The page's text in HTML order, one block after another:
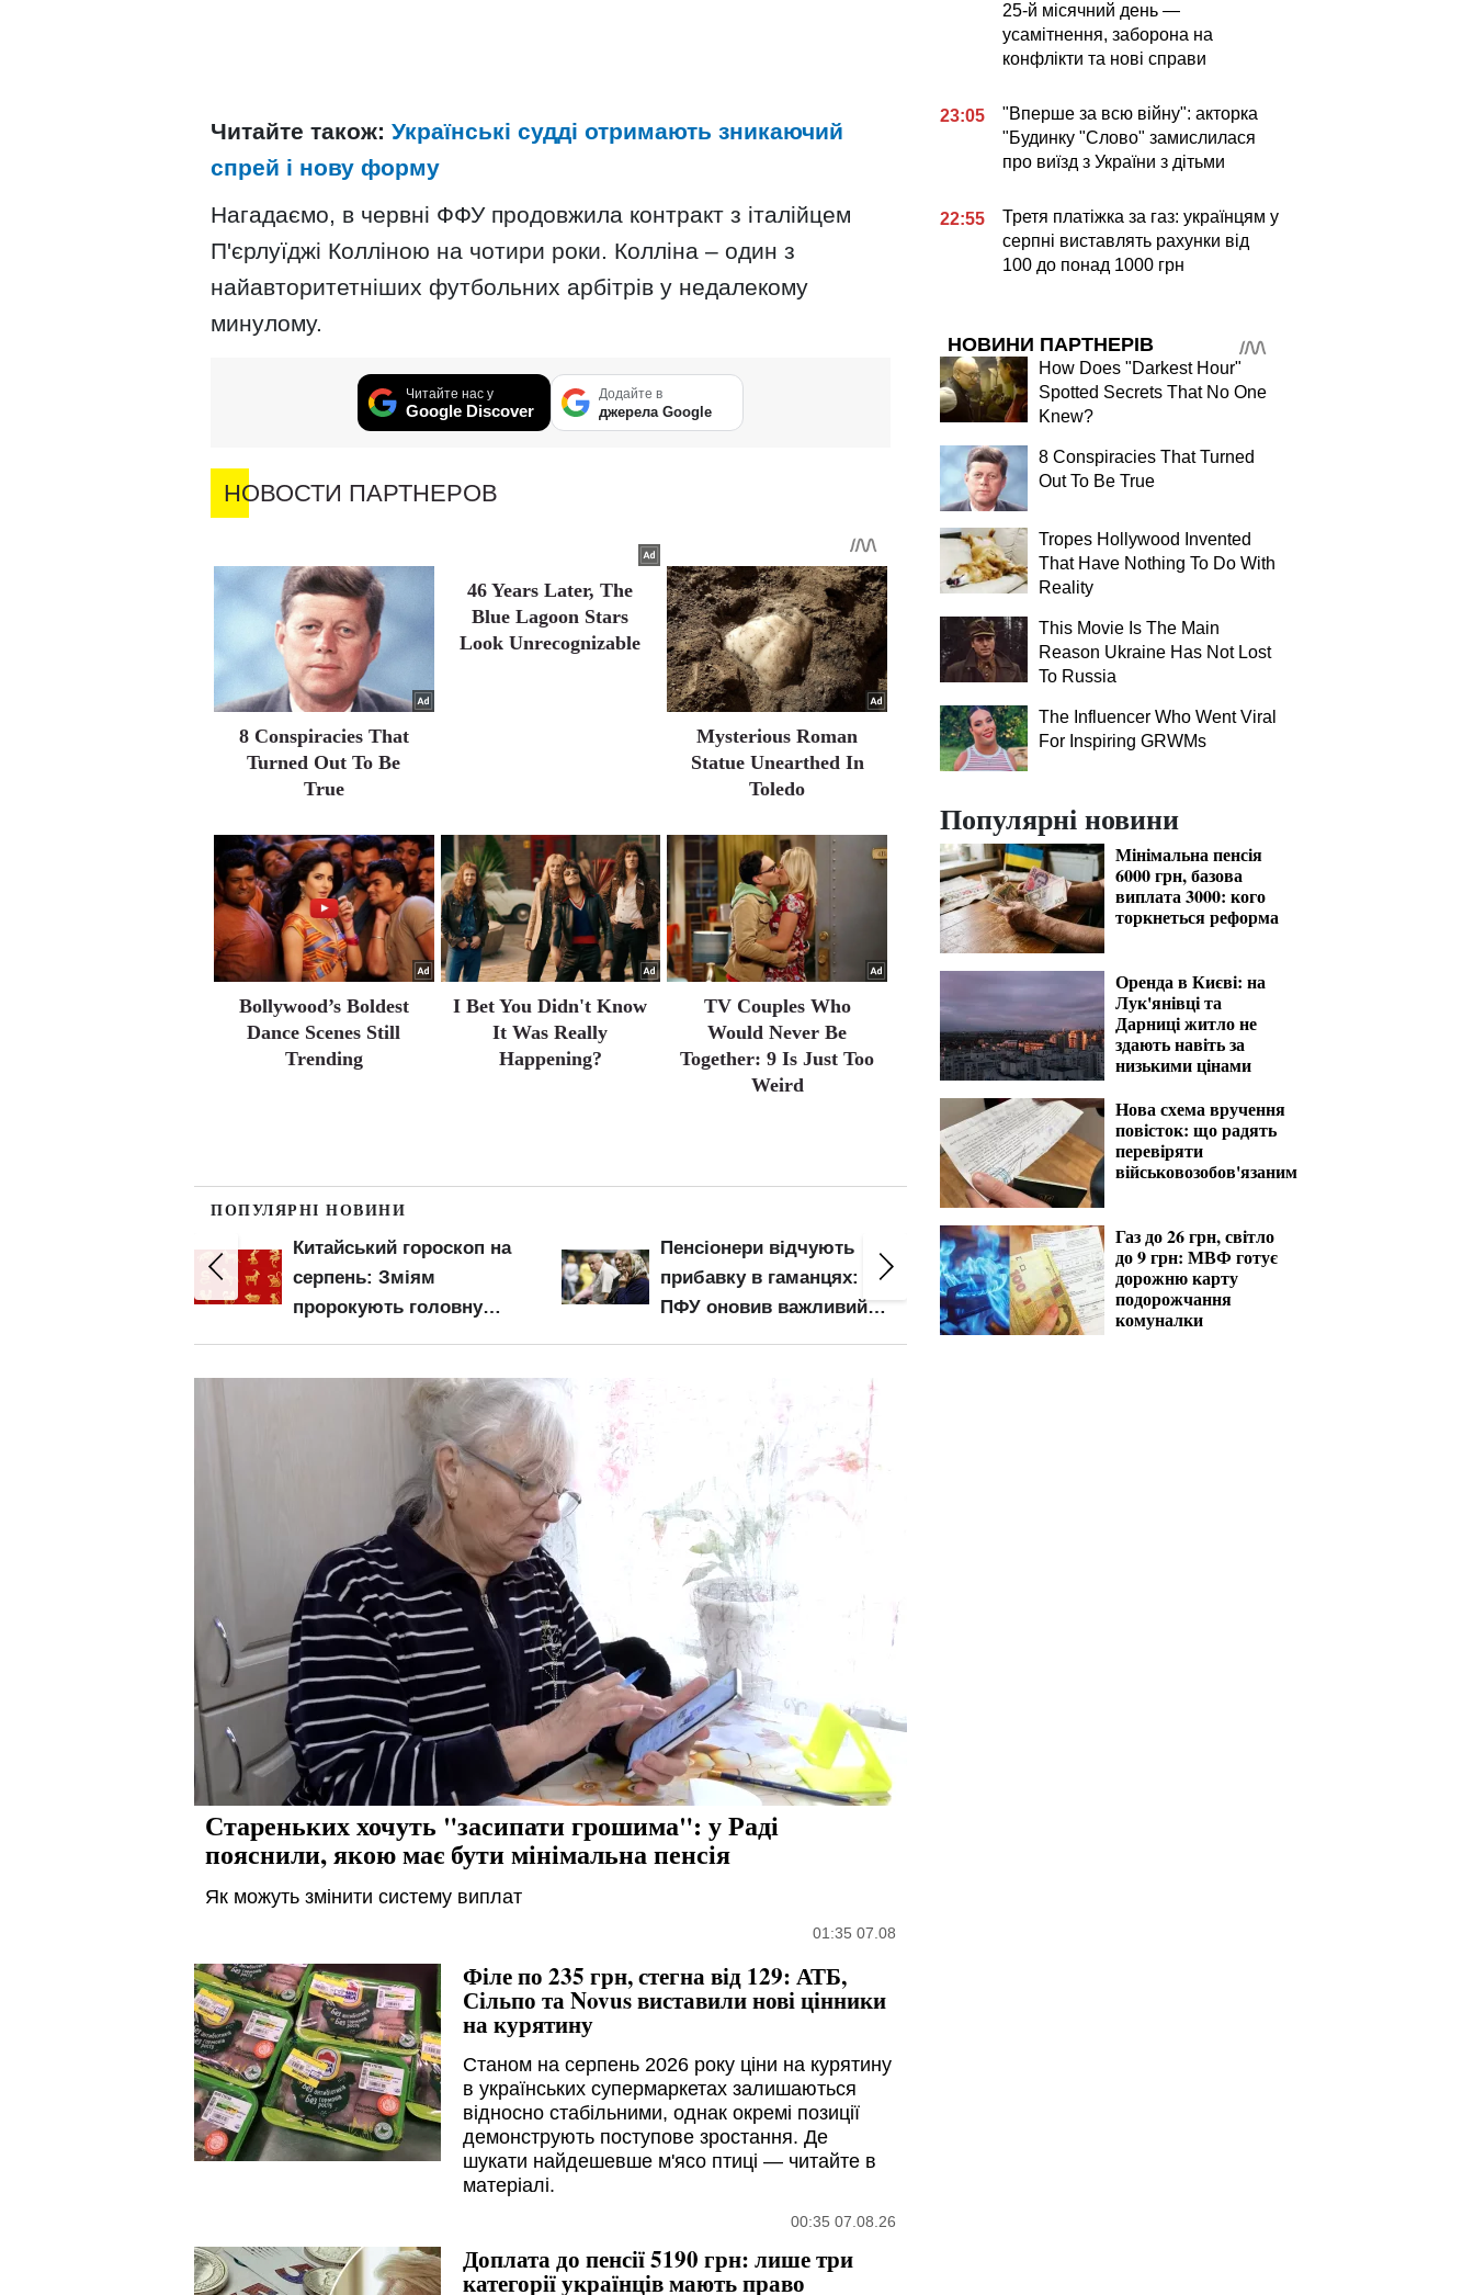
Читайте також: Українські судді отримають зникаючий
спрей і нову форму
Нагадаємо, в червні ФФУ продовжила контракт з італійцем
П'єрлуїджі Колліною на чотири роки. Колліна – один з
найавторитетніших футбольних арбітрів у недалекому
минулому.
Читайте нас у
Google Discover
Додайте в
джерела Google
НОВОСТИ ПАРТНЕРОВ
8 Conspiracies That
Turned Out To Be
True
46 Years Later, The
Blue Lagoon Stars
Look Unrecognizable
Mysterious Roman
Statue Unearthed In
Toledo
Bollywood’s Boldest
Dance Scenes Still
Trending
I Bet You Didn't Know
It Was Really
Happening?
TV Couples Who
Would Never Be
Together: 9 Is Just Too
Weird
ПОПУЛЯРНІ НОВИНИ
Китайський гороскоп на
серпень: Зміям
пророкують головну
Пенсіонери відчують
прибавку в гаманцях:
ПФУ оновив важливий
100 000 кв.м складів
знищено під Києвом: як
подорожчають продукти
через удари РФ
Стареньких хочуть "засипати грошима": у Раді
пояснили, якою має бути мінімальна пенсія
Як можуть змінити систему виплат
01:35 07.08
Філе по 235 грн, стегна від 129: АТБ,
Сільпо та Novus виставили нові цінники
на курятину
Станом на серпень 2026 року ціни на курятину
в українських супермаркетах залишаються
відносно стабільними, однак окремі позиції
демонструють поступове зростання. Де
шукати найдешевше м'ясо птиці — читайте в
матеріалі.
00:35 07.08.26
Доплата до пенсії 5190 грн: лише три
категорії українців мають право
25-й місячний день —
усамітнення, заборона на
конфлікти та нові справи
23:05
"Вперше за всю війну": акторка
"Будинку "Слово" замислилася
про виїзд з України з дітьми
22:55
Третя платіжка за газ: українцям у
серпні виставлять рахунки від
100 до понад 1000 грн
НОВИНИ ПАРТНЕРІВ
How Does "Darkest Hour"
Spotted Secrets That No One
Knew?
8 Conspiracies That Turned
Out To Be True
Tropes Hollywood Invented
That Have Nothing To Do With
Reality
This Movie Is The Main
Reason Ukraine Has Not Lost
To Russia
The Influencer Who Went Viral
For Inspiring GRWMs
Популярні новини
Мінімальна пенсія
6000 грн, базова
виплата 3000: кого
торкнеться реформа
Оренда в Києві: на
Лук'янівці та
Дарниці житло не
здають навіть за
низькими цінами
Нова схема вручення
повісток: що радять
перевіряти
військовозобов'язаним
Газ до 26 грн, світло
до 9 грн: МВФ готує
дорожню карту
подорожчання
комуналки